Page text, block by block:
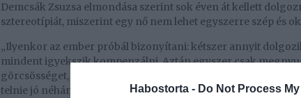
Habostorta - Do Not Process
Demcsák Zsuzsa elmondása szerint sok éven át kellett
sztereotípiát, miszerint egy nő nem lehet egyszerre szép és
„Ilyenkor az ember próbál bizonyítani: kétszer annyit
mindent igyekszik kompenzálni. Aztán egyszer csak
görcsösséget, és valahogy az emberek is elkezdik értékelni az
telnie jó néhány évnek, hogy már ne csak a külsőmmel